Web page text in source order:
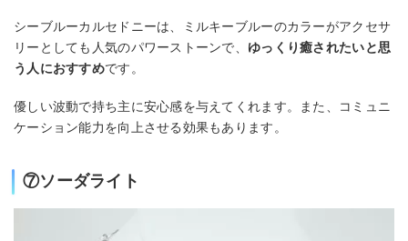
シーブルーカルセドニーは、ミルキーブルーのカラーがアクセサ
リーとしても人気のパワーストーンで、 ゆっくり癒されたいと思
う人におすすめです。
優しい波動で持ち主に安心感を与えてくれます。また、コミュニ
ケーション能力を向上させる効果もあります。
⑦ソーダライト